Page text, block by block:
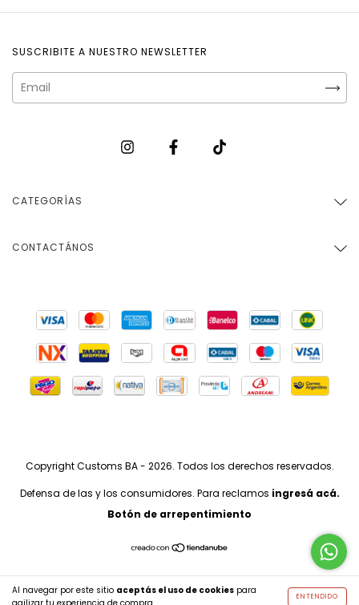
Al navegar por este sitio aceptás el uso de cookies para
ENTENDIDO
SUSCRIBITE A NUESTRO NEWSLETTER
CATEGORÍAS
CONTACTÁNOS
Copyright Customs BA - 2026. Todos los derechos reservados.
Defensa de las y los consumidores. Para reclamos ingresá acá.
Botón de arrepentimiento